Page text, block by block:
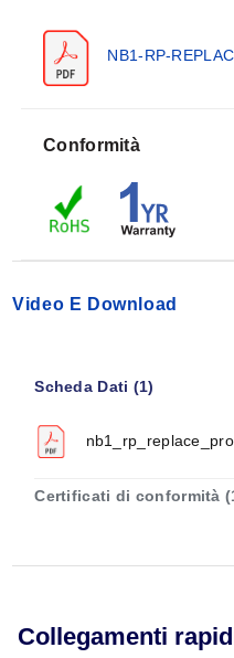
Visualizza le tabelle di
Codice Colore
NB1-RP-
Conformità
Video E Download
Scheda Dati (1)
Certificati di conformità
Collegamenti